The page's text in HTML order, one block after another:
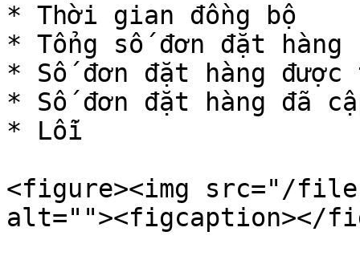
* Thời gian đồng bộ
* Tổng số đơn đặt hàng
* Số đơn đặt hàng được
* Số đơn đặt hàng đã
* Lỗi
<figure><img src="/files/
alt=""><figcaption></